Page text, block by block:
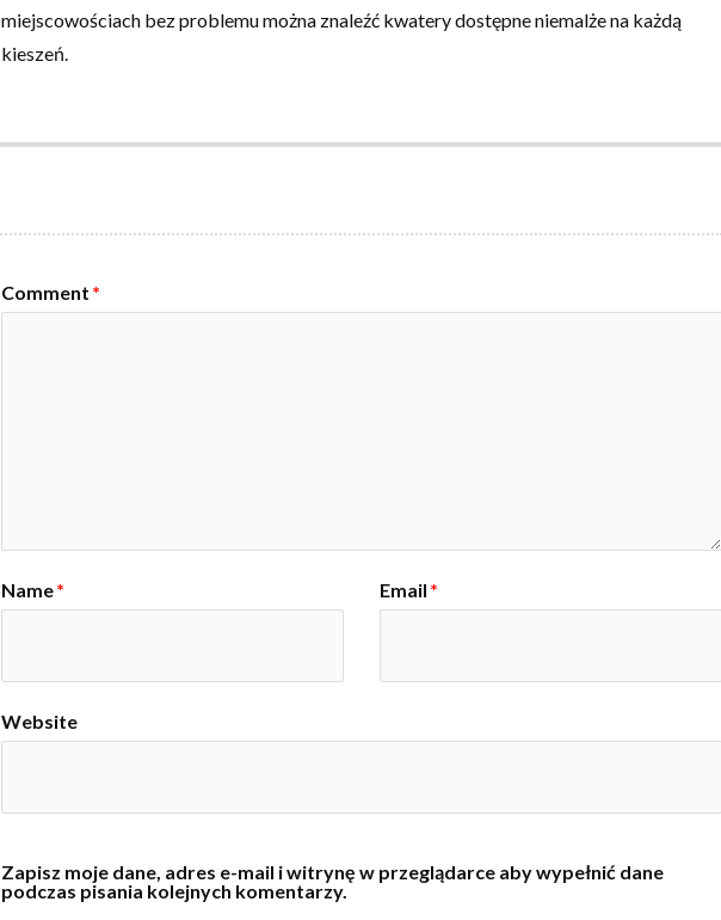
miejscowościach bez problemu można znaleźć kwatery dostępne niemalże na każdą
kieszeń.
Comment *
Name* Email *
Website
Zapisz moje dane, adres e-mail i witrynę w przeglądarce aby wypełnić dane
podczas pisania kolejnych komentarzy.